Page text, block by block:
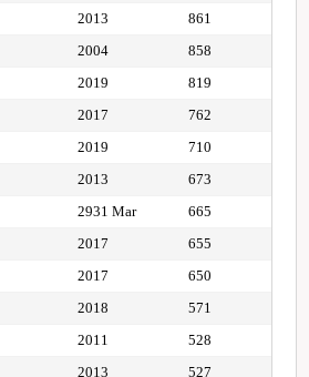
2013
861
2004
858
2019
819
2017
762
2019
710
2013
673
2931 Mar
665
2017
655
2017
650
2018
571
2011
528
2013
527